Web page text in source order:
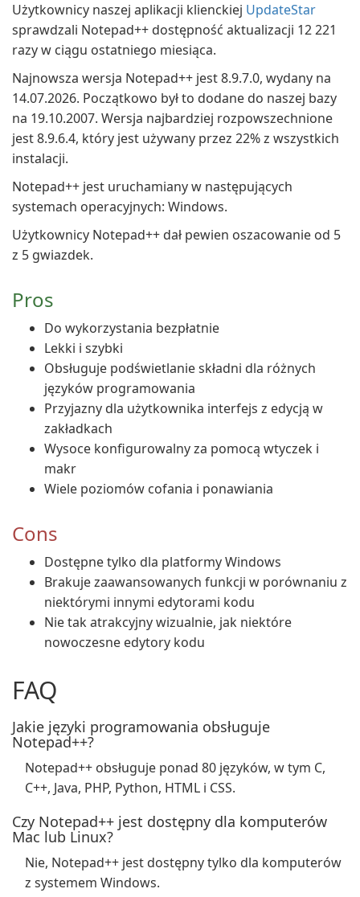
Użytkownicy naszej aplikacji klienckiej UpdateStar
sprawdzali Notepad++ dostępność aktualizacji 12 221
razy w ciągu ostatniego miesiąca.
Najnowsza wersja Notepad++ jest 8.9.7.0, wydany na
14.07.2026. Początkowo był to dodane do naszej bazy
na 19.10.2007. Wersja najbardziej rozpowszechnione
jest 8.9.6.4, który jest używany przez 22% z wszystkich
instalacji.
Notepad++ jest uruchamiany w następujących
systemach operacyjnych: Windows.
Użytkownicy Notepad++ dał pewien oszacowanie od 5
z 5 gwiazdek.
Pros
Do wykorzystania bezpłatnie
Lekki i szybki
Obsługuje podświetlanie składni dla różnych
języków programowania
Przyjazny dla użytkownika interfejs z edycją w
zakładkach
Wysoce konfigurowalny za pomocą wtyczek i
makr
Wiele poziomów cofania i ponawiania
Cons
Dostępne tylko dla platformy Windows
Brakuje zaawansowanych funkcji w porównaniu z
niektórymi innymi edytorami kodu
Nie tak atrakcyjny wizualnie, jak niektóre
nowoczesne edytory kodu
FAQ
Jakie języki programowania obsługuje
Notepad++?
Notepad++ obsługuje ponad 80 języków, w tym C,
C++, Java, PHP, Python, HTML i CSS.
Czy Notepad++ jest dostępny dla komputerów
Mac lub Linux?
Nie, Notepad++ jest dostępny tylko dla komputerów
z systemem Windows.